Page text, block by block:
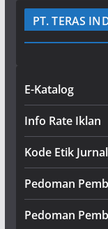
PT. TERAS
E-Katalog
Info Rate Iklan
Kode Etik
Pedoman
Pedoman